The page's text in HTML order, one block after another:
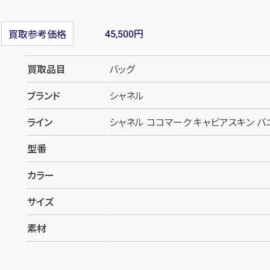
買取参考価格 45,500円
買取品目
バッグ
ブランド
シャネル
ライン
シャネル ココマーク キャビアスキン バ
型番
カラー
サイズ
素材